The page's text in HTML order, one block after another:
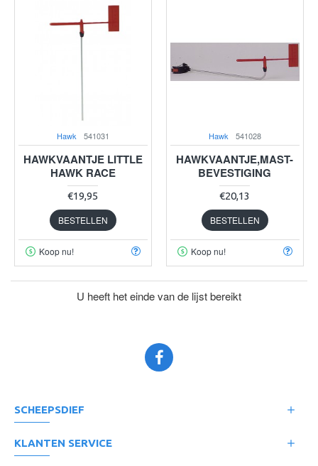
Hawk 541031
HAWKVAANTJE LITTLE
HAWK RACE
€19,95
BESTELLEN
Koop nu!
Hawk 541028
HAWKVAANTJE,MAST-
BEVESTIGING
€20,13
BESTELLEN
Koop nu!
U heeft het einde van de lijst bereikt
SCHEEPSDIEF
KLANTEN SERVICE